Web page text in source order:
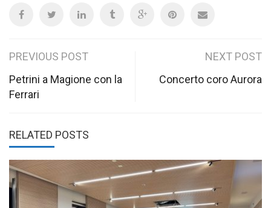
Post
navigation
PREVIOUS POST
Petrini a Magione con la
Ferrari
NEXT POST
Concerto coro Aurora
RELATED POSTS